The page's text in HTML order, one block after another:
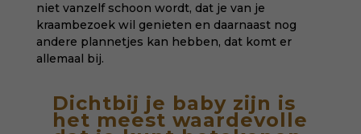
niet vanzelf schoon wordt, dat je van je
kraambezoek wil genieten en daarnaast nog
andere plannetjes kan hebben, dat komt er
allemaal bij.
Dichtbij je baby zijn is
het meest waardevolle